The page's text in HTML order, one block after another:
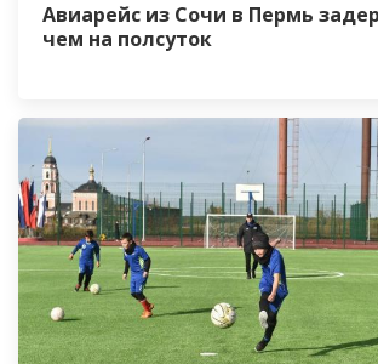
Авиарейс из Сочи в Пермь
чем на полсуток